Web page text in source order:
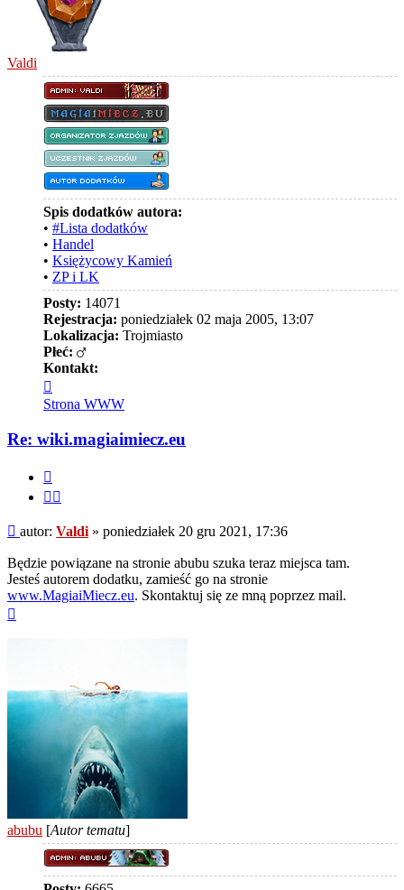
Valdi
Spis dodatków autora:
• #Lista dodatków
• Handel
• Księżycowy Kamień
• ZP i LK
Posty: 14071
Rejestracja: poniedziałek 02 maja 2005, 13:07
Lokalizacja: Trojmiasto
Płeć:
Kontakt:
się
z
Valdi
Strona WWW
Re: wiki.magiaimiecz.eu
Post
autor: Valdi » poniedziałek 20 gru 2021, 17:36
Będzie powiązane na stronie abubu szuka teraz miejsca tam.
Jesteś autorem dodatku, zamieść go na stronie
www.MagiaiMiecz.eu. Skontaktuj się ze mną poprzez mail.
abubu [Autor tematu]